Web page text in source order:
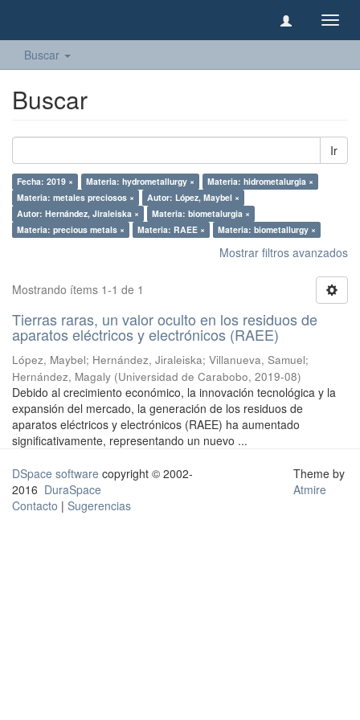
Buscar
Buscar
Ir
Fecha: 2019 × Materia: hydrometallurgy ×
Materia: hidrometalurgia ×
Materia: metales preciosos ×
Autor: López, Maybel ×
Autor: Hernández, Jiraleiska ×
Materia: biometalurgia ×
Materia: precious metals ×
Materia: RAEE × Materia: biometallurgy ×
Mostrar filtros avanzados
Mostrando ítems 1-1 de 1
Tierras raras, un valor oculto en los residuos de
aparatos eléctricos y electrónicos (RAEE)
López, Maybel; Hernández, Jiraleiska; Villanueva, Samuel;
Hernández, Magaly (Universidad de Carabobo, 2019-08)
Debido al crecimiento económico, la innovación tecnológica y la
expansión del mercado, la generación de los residuos de
aparatos eléctricos y electrónicos (RAEE) ha aumentado
significativamente, representando un nuevo ...
DSpace software copyright © 2002-
2016 DuraSpace
Contacto | Sugerencias
Theme by
Atmire